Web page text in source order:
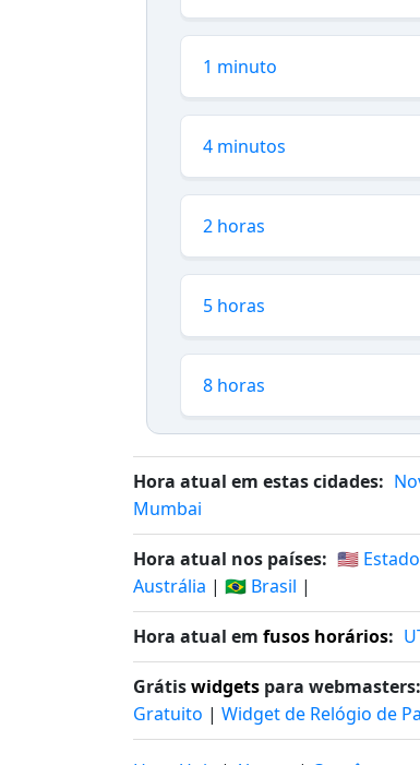
1 minuto
4 minutos
2 horas
5 horas
8 horas
Hora atual em estas cidades:
Mumbai
Hora atual nos países: 🇺🇸
Austrália | 🇧🇷 Brasil |
Hora atual em fusos horários:
Grátiswidgets para webmasters:
Gratuito | Widget de Relógio de